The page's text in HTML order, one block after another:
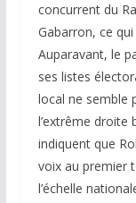
concurrent du
Gabarron, ce
Auparavant, le
ses listes
local ne semble
l’extrême droite
indiquent que
voix au premier
l’échelle